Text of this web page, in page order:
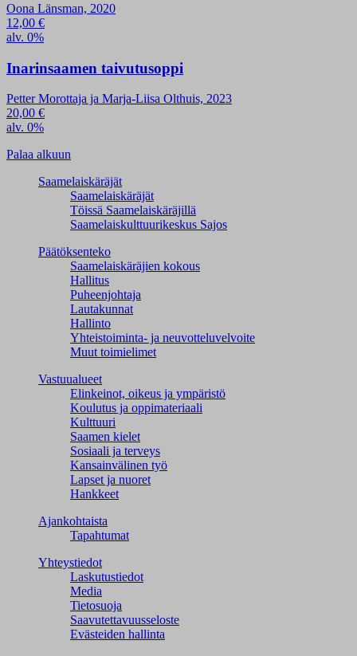
Oona Länsman, 2020
12,00 €
alv. 0%
Inarinsaamen taivutusoppi
Petter Morottaja ja Marja-Liisa Olthuis, 2023
20,00 €
alv. 0%
Palaa alkuun
Saamelaiskäräjät
Saamelaiskäräjät
Töissä Saamelaiskäräjillä
Saamelaiskulttuuri­keskus Sajos
Päätöksenteko
Saamelaiskäräjien kokous
Hallitus
Puheenjohtaja
Lautakunnat
Hallinto
Yhteistoiminta- ja neuvotteluvelvoite
Muut toimielimet
Vastuualueet
Elinkeinot, oikeus ja ympäristö
Koulutus ja oppimateriaali
Kulttuuri
Saamen kielet
Sosiaali ja terveys
Kansainvälinen työ
Lapset ja nuoret
Hankkeet
Ajankohtaista
Tapahtumat
Yhteystiedot
Laskutustiedot
Media
Tietosuoja
Saavutettavuusseloste
Evästeiden hallinta